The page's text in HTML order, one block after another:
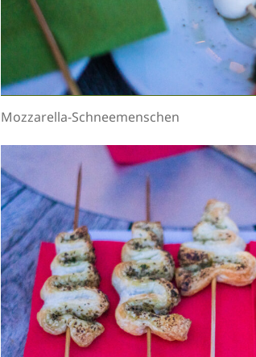
Mozzarella-Schneemenschen